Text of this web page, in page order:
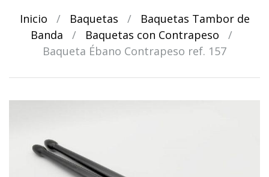
Inicio / Baquetas /
Baquetas Tambor de
Banda
/ Baquetas con Contrapeso
/
Baqueta Ébano Contrapeso ref. 157